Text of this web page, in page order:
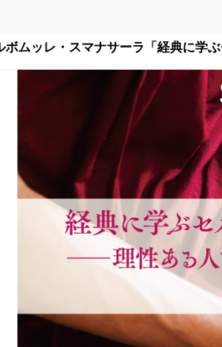
ボムッレ・スマナサーラ「経典に学